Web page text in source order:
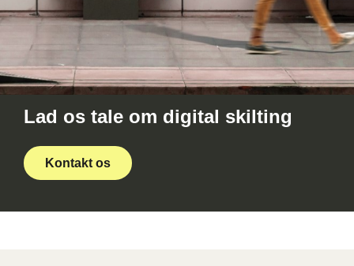
Lad os tale om digital skilting
Kontakt os